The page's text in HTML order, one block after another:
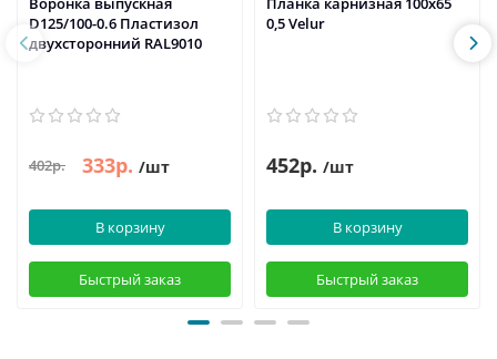
D125/100-0.6 Пластизол
двухсторонний RAL9010
402р. 333р. /шт
В корзину
Быстрый заказ
0,5 Velur
452р. /шт
В корзину
Быстрый заказ